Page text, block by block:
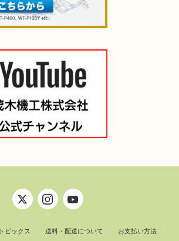
トピックス 送料・配送について お支払い方法